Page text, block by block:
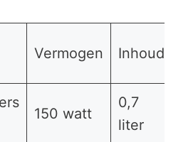
Vermogen Inhoud
150 watt
0,7
liter